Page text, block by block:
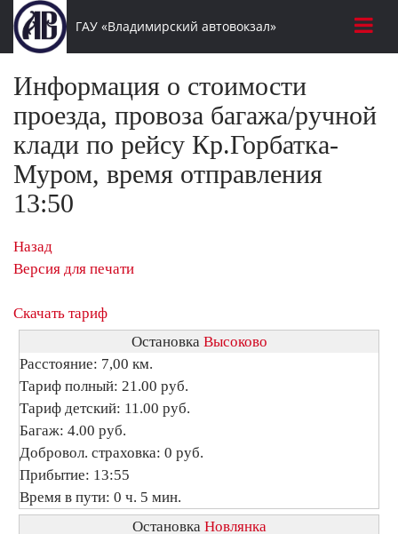
ГАУ «Владимирский автовокзал»
Информация о стоимости
проезда, провоза багажа/ручной
клади по рейсу Кр.Горбатка-
Муром, время отправления
13:50
Назад
Версия для печати
Скачать тариф
Остановка Высоково
Расстояние: 7,00 км.
Тариф полный: 21.00 руб.
Тариф детский: 11.00 руб.
Багаж: 4.00 руб.
Добровол. страховка: 0 руб.
Прибытие: 13:55
Время в пути: 0 ч. 5 мин.
Остановка Новлянка